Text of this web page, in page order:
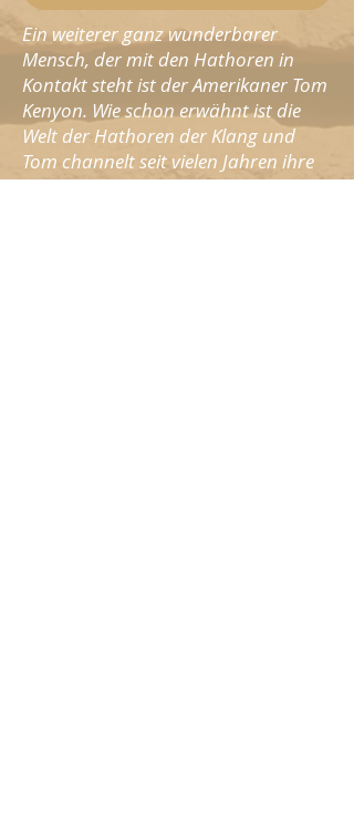
Ein weiterer ganz wunderbarer
Mensch, der mit den Hathoren in
Kontakt steht ist der Amerikaner Tom
Kenyon. Wie schon erwähnt ist die
Welt der Hathoren der Klang und
Tom channelt seit vielen Jahren ihre
Musik und macht sie uns zugänglich.